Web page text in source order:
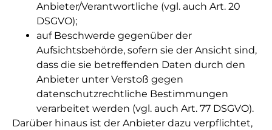
Anbieter/Verantwortliche (vgl. auch Art. 20
DSGVO);
auf Beschwerde gegenüber der
Aufsichtsbehörde, sofern sie der Ansicht sind,
dass die sie betreffenden Daten durch den
Anbieter unter Verstoß gegen
datenschutzrechtliche Bestimmungen
verarbeitet werden (vgl. auch Art. 77 DSGVO).
Darüber hinaus ist der Anbieter dazu verpflichtet,